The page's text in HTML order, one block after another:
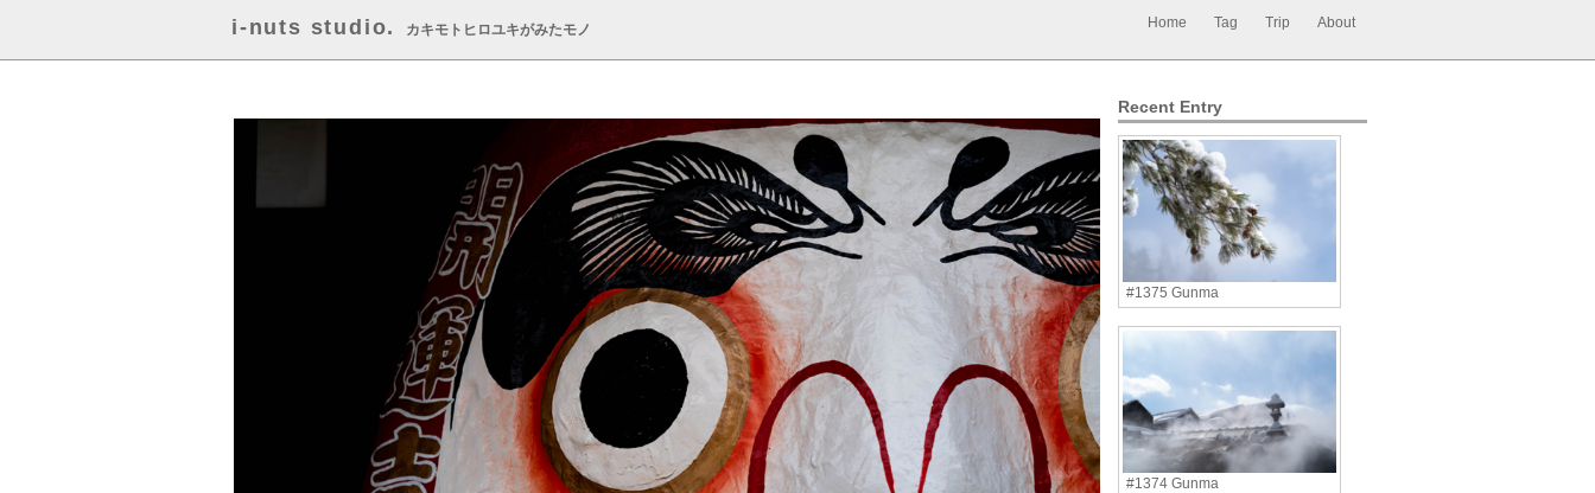
i-nuts studio. カキモトヒロユキがみたモノ Home Tag Trip About
Recent Entry
#1375 Gunma
#1374 Gunma